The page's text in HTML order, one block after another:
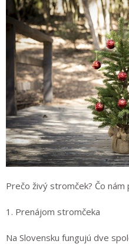
Prečo živý stromček? Čo nám
1. Prenájom stromčeka
Na Slovensku fungujú dve